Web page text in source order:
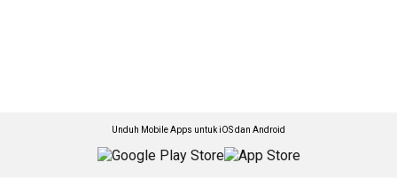
Unduh Mobile Apps untuk iOS dan Android